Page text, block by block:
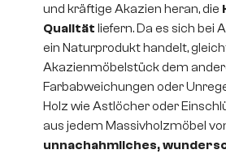
und kräftige Akazien heran, die
Qualität liefern. Da es sich bei
ein Naturprodukt handelt,
Akazienmöbelstück dem
Farbabweichungen oder
Holz wie Astlöcher oder
aus jedem Massivholzmöbel
unnachahmliches,